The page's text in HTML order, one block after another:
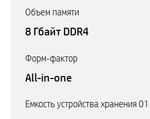
Объем памяти
8 Гбайт DDR4
Форм-фактор
All-in-one
Емкость устройства хранения 01